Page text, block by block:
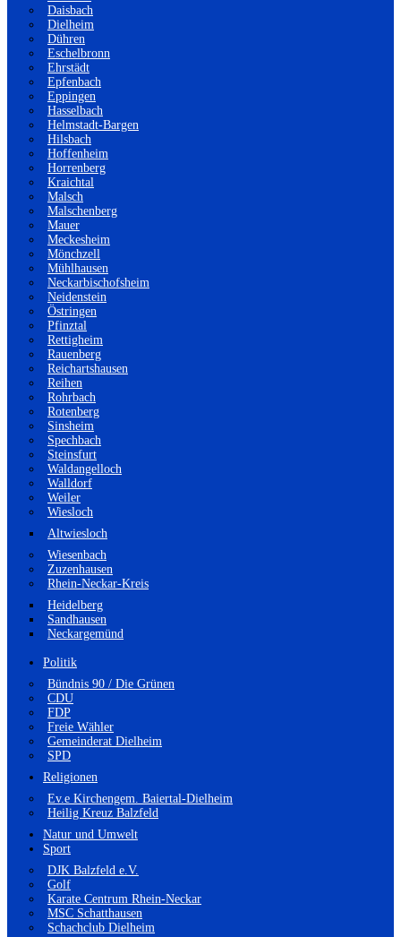
Daisbach
Dielheim
Dühren
Eschelbronn
Ehrstädt
Epfenbach
Eppingen
Hasselbach
Helmstadt-Bargen
Hilsbach
Hoffenheim
Horrenberg
Kraichtal
Malsch
Malschenberg
Mauer
Meckesheim
Mönchzell
Mühlhausen
Neckarbischofsheim
Neidenstein
Östringen
Pfinztal
Rettigheim
Rauenberg
Reichartshausen
Reihen
Rohrbach
Rotenberg
Sinsheim
Spechbach
Steinsfurt
Waldangelloch
Walldorf
Weiler
Wiesloch
Altwiesloch
Wiesenbach
Zuzenhausen
Rhein-Neckar-Kreis
Heidelberg
Sandhausen
Neckargemünd
Politik
Bündnis 90 / Die Grünen
CDU
FDP
Freie Wähler
Gemeinderat Dielheim
SPD
Religionen
Ev.e Kirchengem. Baiertal-Dielheim
Heilig Kreuz Balzfeld
Natur und Umwelt
Sport
DJK Balzfeld e.V.
Golf
Karate Centrum Rhein-Neckar
MSC Schatthausen
Schachclub Dielheim